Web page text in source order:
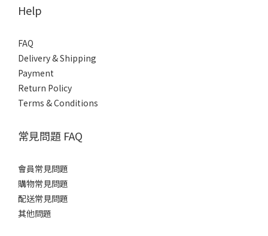
Help
FAQ
Delivery & Shipping
Payment
Return Policy
Terms & Conditions
常見問題 FAQ
會員常見問題
購物常見問題
配送常見問題
其他問題